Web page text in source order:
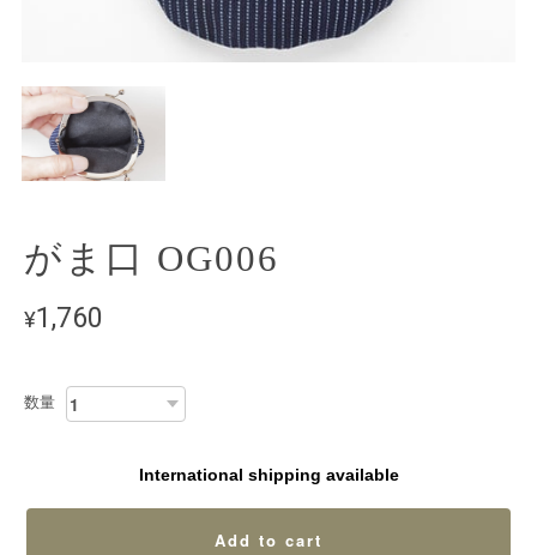
がま口 OG006
¥1,760
数量
International shipping available
Add to cart